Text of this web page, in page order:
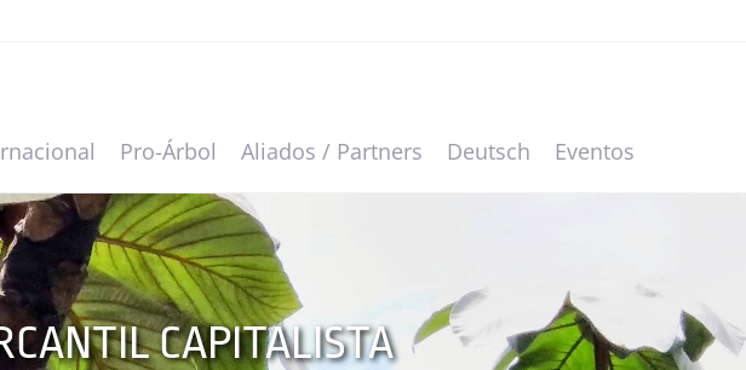
Pro-Árbol Aliados / Partners Deutsch Eventos
CAPITALISTA